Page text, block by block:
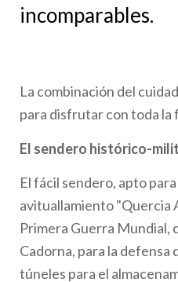
incomparables.
La combinación del
para disfrutar con toda la
El sendero histórico-
El fácil sendero, apto
avituallamiento "Quercia
Primera Guerra Mundial,
Cadorna, para la defensa
túneles para el